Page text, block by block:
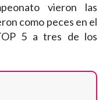
vieron las
como peces en el
5 a tres de los